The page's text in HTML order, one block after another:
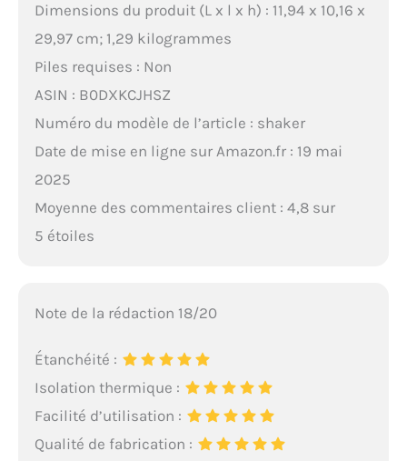
Dimensions du produit (L x l x h) : 11,94 x 10,16 x
29,97 cm; 1,29 kilogrammes
Piles requises : Non
ASIN : B0DXKCJHSZ
Numéro du modèle de l’article : shaker
Date de mise en ligne sur Amazon.fr : 19 mai
2025
Moyenne des commentaires client : 4,8 sur
5 étoiles
Note de la rédaction 18/20
Étanchéité :
Isolation thermique :
Facilité d’utilisation :
Qualité de fabrication :